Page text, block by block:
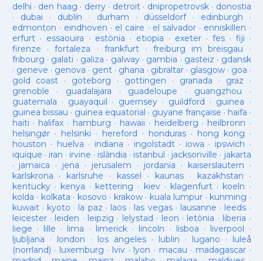
delhi · den haag · derry· detroit· dnipropetrovsk· donostia
· dubai · dublín · durham · düsseldorf· edinburgh ·
edmonton · eindhoven · el caire · el salvador · enniskillen ·
erfurt· essaouira · estònia · etiopia · exeter· fes· fiji ·
firenze ·fortaleza · frankfurt· freiburg im breisgau ·
fribourg · galati · galiza · galway· gambia · gasteiz · gdansk
· geneve · genova · gent· ghana · gibraltar· glasgow· goa ·
gold coast · goteborg · gottingen · granada · graz ·
grenoble · guadalajara · guadeloupe · guangzhou ·
guatemala · guayaquil · guernsey· guildford · guinea ·
guinea bissau · guinea equatorial · guyane française · haifa ·
haiti · halifax · hamburg · hawaii · heidelberg · heilbronn ·
helsingør· helsinki · hereford · honduras· hong kong ·
houston · huelva · indiana · ingolstadt· iowa · ipswich ·
iquique · iran · irvine · islàndia · istanbul · jacksonville · jakarta
· jamaica · jena · jerusalem · jordania · kaiserslautern ·
karlskrona · karlsruhe · kassel · kaunas· kazakhstan ·
kentucky· kenya · kettering · kiev· klagenfurt · koeln ·
kolda · kolkata · kosovo · krakow· kuala lumpur · kunming ·
kuwait· kyoto · la paz · laos· las vegas· lausanne · leeds ·
leicester· leiden · leipzig · lelystad · leon · letònia · liberia ·
liege · lille · lima · limerick· lincoln · lisboa · liverpool ·
ljubljana · london · los angeles· lublin · lugano · luleå
(norrland) · luxemburg · lviv · lyon · macau · madagascar·